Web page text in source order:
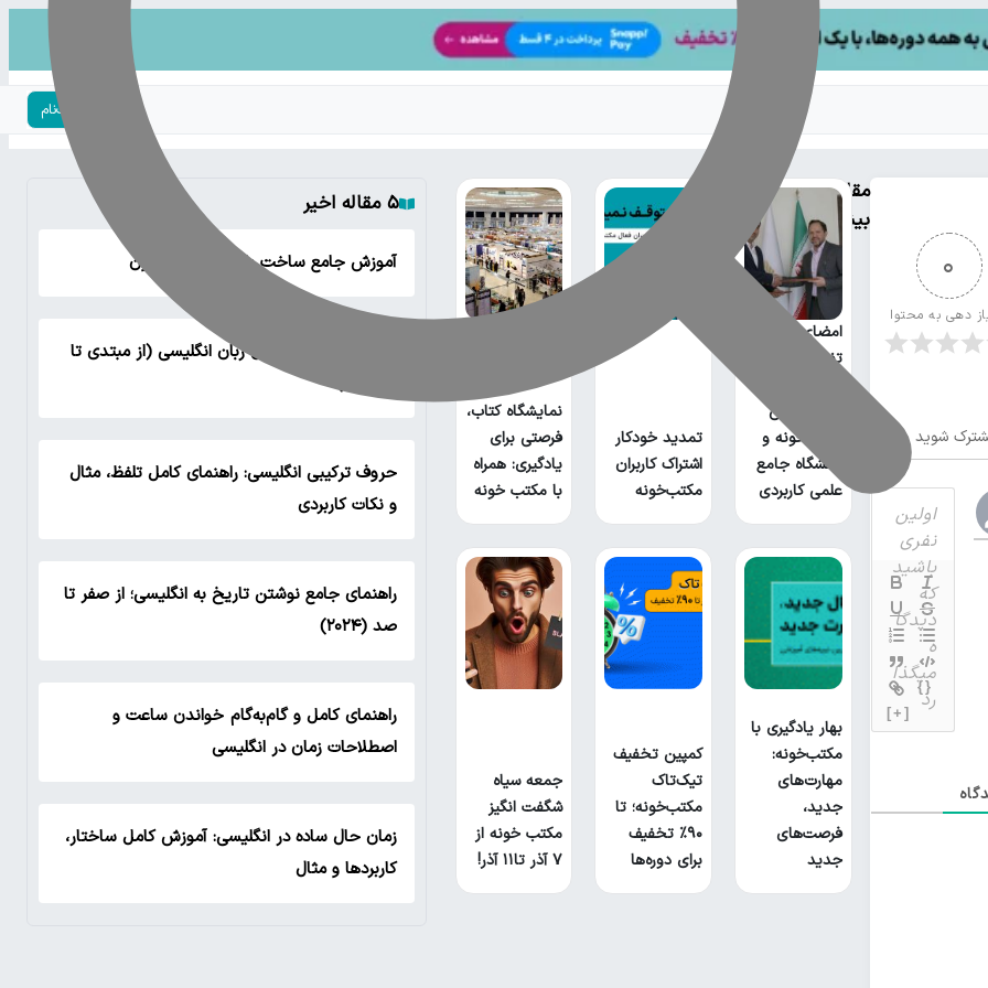
ورود | ثبت‌نام
0
دهی به محتوا
شوید
{}
[+]
مقالات
بیشتر
امضای
تفاهم‌نامه
آموزشی بین
مکتب‌خونه و
دانشگاه جامع
علمی کاربردی
تمدید خودکار
اشتراک کاربران
مکتب‌خونه
نمایشگاه کتاب،
فرصتی برای
یادگیری: همراه
با مکتب خونه
بهار یادگیری با
مکتب‌خونه:
مهارت‌های
جدید،
فرصت‌های
جدید
کمپین تخفیف
تیک‌تاک
مکتب‌خونه؛ تا
۹۰٪ تخفیف
برای دوره‌ها
جمعه سیاه
شگفت انگیز
مکتب خونه از
۷ آذر تا۱۱ آذر!
۵ مقاله اخیر
آموزش جامع ساخت بازی منچ با پایتون
لیست تمام گرامر های زبان انگلیسی (از مبتدی تا
پیشرفته)
حروف ترکیبی انگلیسی: راهنمای کامل تلفظ، مثال
و نکات کاربردی
راهنمای جامع نوشتن تاریخ به انگلیسی؛ از صفر تا
صد (۲۰۲۴)
راهنمای کامل و گام‌به‌گام خواندن ساعت و
اصطلاحات زمان در انگلیسی
زمان حال ساده در انگلیسی: آموزش کامل ساختار،
کاربردها و مثال